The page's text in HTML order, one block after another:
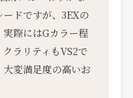
ドですが、3EXの
際にはGカラー程
ラリティもVS2で
変満足度の高いお